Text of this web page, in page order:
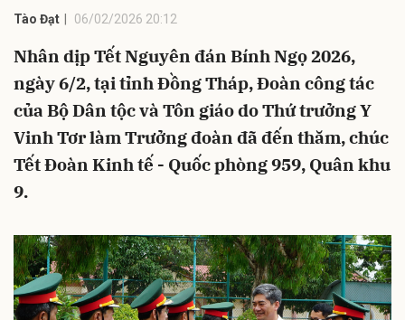
Tào Đạt 06/02/2026 20:12
Nhân dịp Tết Nguyên đán Bính Ngọ 2026,
ngày 6/2, tại tỉnh Đồng Tháp, Đoàn công tác
của Bộ Dân tộc và Tôn giáo do Thứ trưởng Y
Vinh Tơr làm Trưởng đoàn đã đến thăm, chúc
Tết Đoàn Kinh tế - Quốc phòng 959, Quân khu
9.